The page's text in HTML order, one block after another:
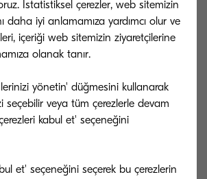
dersi incelemek ve
başka bir yere yerleştirme veya
belgeleri güncellemek için
evden uzakta eğitim görmeyi
mobilitesinin sağlanması
değişen yapısının ayrılmaz bir
İstatistiksel çerezler, web sitemizin
daha iyi anlamamıza yardımcı olur ve
içeriği web sitemizin ziyaretçilerine
olanak tanır.
yönetin' düğmesini kullanarak
seçebilir veya tüm çerezlerle devam
kabul et' seçeneğini
et' seçeneğini seçerek bu çerezlerin